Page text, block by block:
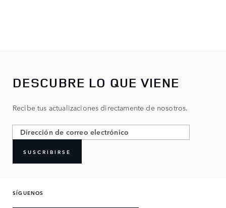
DESCUBRE LO QUE VIENE
Recibe tus actualizaciones directamente de nosotros.
SUSCRIBIRSE
SÍGUENOS